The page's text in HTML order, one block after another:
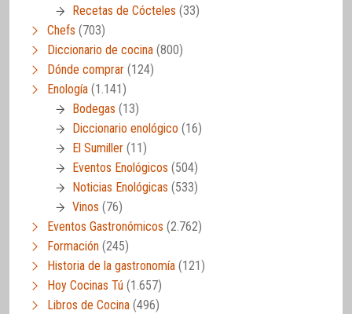
Recetas de Cócteles (33)
Chefs (703)
Diccionario de cocina (800)
Dónde comprar (124)
Enología (1.141)
Bodegas (13)
Diccionario enológico (16)
El Sumiller (11)
Eventos Enológicos (504)
Noticias Enológicas (533)
Vinos (76)
Eventos Gastronómicos (2.762)
Formación (245)
Historia de la gastronomía (121)
Hoy Cocinas Tú (1.657)
Libros de Cocina (496)